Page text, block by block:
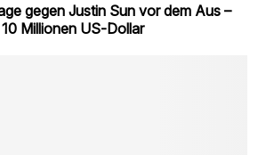
gegen Justin Sun vor dem Aus –
Millionen US‑Dollar